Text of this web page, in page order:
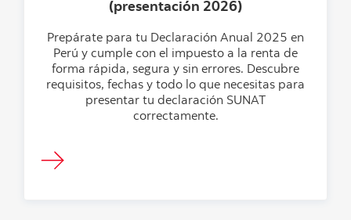
(presentación 2026)
Prepárate para tu Declaración Anual 2025 en
Perú y cumple con el impuesto a la renta de
forma rápida, segura y sin errores. Descubre
requisitos, fechas y todo lo que necesitas para
presentar tu declaración SUNAT
correctamente.